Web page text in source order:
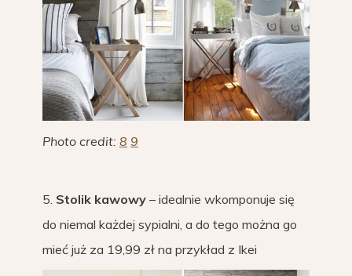
Photo credit: 8 9
5. Stolik kawowy – idealnie wkomponuje się
do niemal każdej sypialni, a do tego można go
mieć już za 19,99 zł na przykład z Ikei